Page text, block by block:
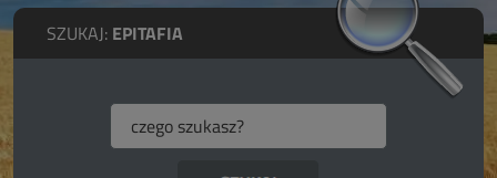
SZUKAJ: EPITAFIA